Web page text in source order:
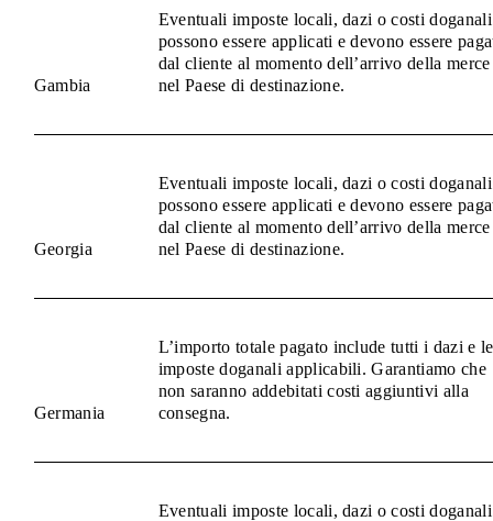
Gambia
Eventuali imposte locali, dazi o costi doganali
possono essere applicati e devono essere
dal cliente al momento dell’arrivo della merce
nel Paese di destinazione.
Georgia
Eventuali imposte locali, dazi o costi doganali
possono essere applicati e devono essere
dal cliente al momento dell’arrivo della merce
nel Paese di destinazione.
Germania
L’importo totale pagato include tutti i dazi e le
imposte doganali applicabili. Garantiamo che
non saranno addebitati costi aggiuntivi alla
consegna.
Eventuali imposte locali, dazi o costi doganali